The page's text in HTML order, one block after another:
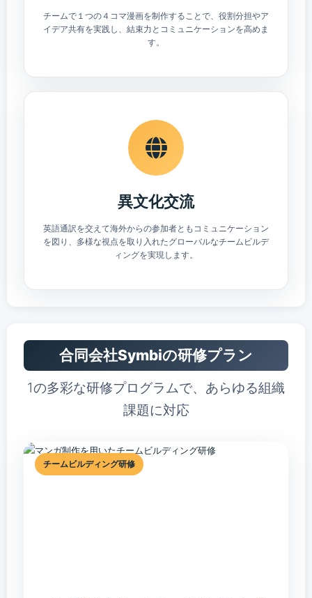
チームで１つの４コマ漫画を制作することで、役割分担やア
イデア共有を実践し、結束力とコミュニケーションを高めま
す。
異文化交流
英語通訳を交えて海外からの参加者ともコミュニケーション
を図り、多様な視点を取り入れたグローバルなチームビルデ
ィングを実現します。
合同会社Symbi​の研修プラン
1の多彩な研修プログラムで、あらゆる組織
課題に対応
チームビルディング研修